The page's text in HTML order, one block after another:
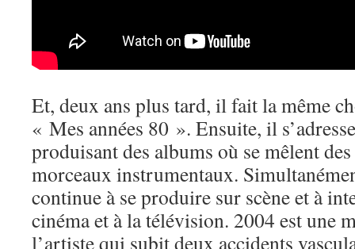
Et, deux ans plus tard, il fait la même
« Mes années 80 ». Ensuite, il
produisant des albums où se mêlent
morceaux instrumentaux.
continue à se produire sur scène et à
cinéma et à la télévision. 2004 est une
l’artiste qui subit deux accidents